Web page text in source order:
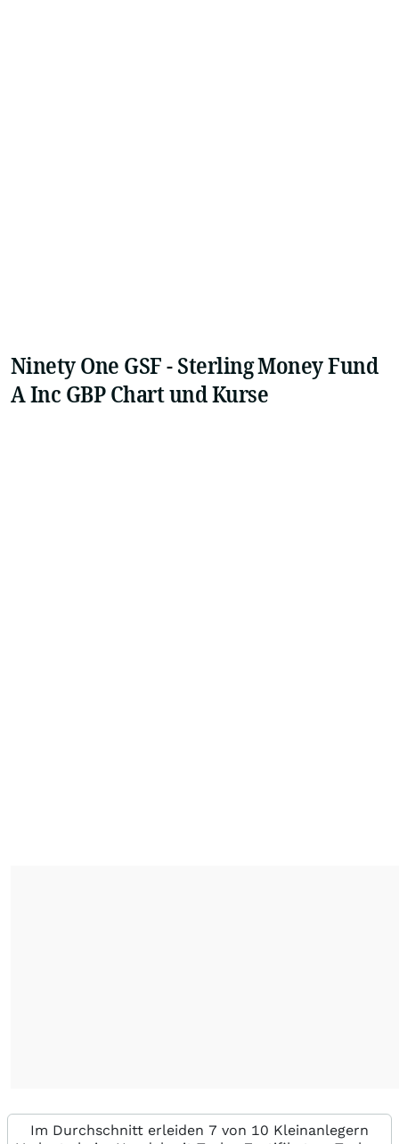
Ninety One GSF - Sterling Money Fund
A Inc GBP Chart und Kurse
Im Durchschnitt erleiden 7 von 10 Kleinanlegern